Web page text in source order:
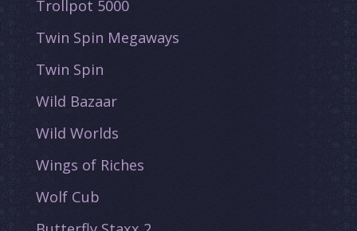
Trollpot 5000
Twin Spin Megaways
Twin Spin
Wild Bazaar
Wild Worlds
Wings of Riches
Wolf Cub